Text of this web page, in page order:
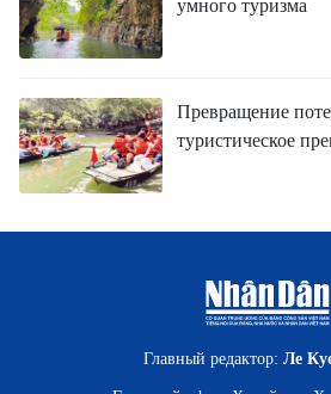
умного туризма
Превращение
туристическое
Главный редактор: Ле